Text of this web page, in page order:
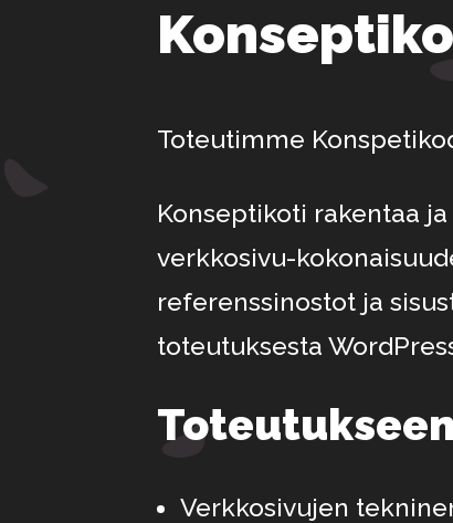
Toteutimme
Konseptikoti rakentaa
verkkosivu-
referenssinostot ja
toteutuksesta
Verkkosivujen